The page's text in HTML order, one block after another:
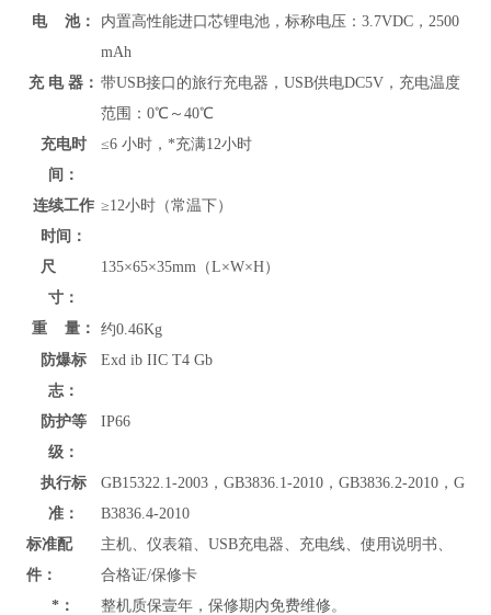
电 池：
内置高性能进口芯锂电池，标称电压：3.7VDC，2500
mAh
充 电 器： 带USB接口的旅行充电器，USB供电DC5V，充电温度
范围： 0℃～40℃
充电时
间：
≤6 小时，*充满12小时
连续工作
时间：
≥12小时（常温下）
尺
寸：
135×65×35mm（L×W×H）
重 量： 约0.46Kg
防爆标
志：
Exd ib IIC T4 Gb
防护等
级：
IP66
执行标
准：
GB15322.1-2003，GB3836.1-2010，GB3836.2-2010，G
B3836.4-2010
标准配
件：
主机、仪表箱、USB充电器、充电线、使用说明书、
合格证/保修卡
*：
整机质保壹年，保修期内免费维修。